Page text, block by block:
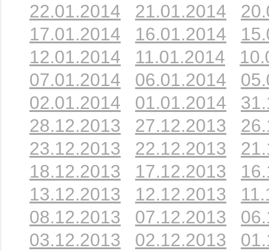
22.01.2014
21.01.2014
17.01.2014
16.01.2014
12.01.2014
11.01.2014
07.01.2014
06.01.2014
02.01.2014
01.01.2014
28.12.2013
27.12.2013
23.12.2013
22.12.2013
18.12.2013
17.12.2013
13.12.2013
12.12.2013
08.12.2013
07.12.2013
03.12.2013
02.12.2013